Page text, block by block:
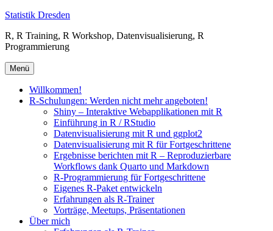
Zum
springen
Statistik Dresden
R, R Training, R Workshop, Datenvisualisierung, R
Programmierung
Menü
Willkommen!
R-Schulungen: Werden nicht mehr angeboten!
Shiny – Interaktive Webapplikationen mit R
Einführung in R / RStudio
Datenvisualisierung mit R und ggplot2
Datenvisualisierung mit R für Fortgeschrittene
Ergebnisse berichten mit R – Reproduzierbare
Workflows dank Quarto und Markdown
R-Programmierung für Fortgeschrittene
Eigenes R-Paket entwickeln
Erfahrungen als R-Trainer
Vorträge, Meetups, Präsentationen
Über mich